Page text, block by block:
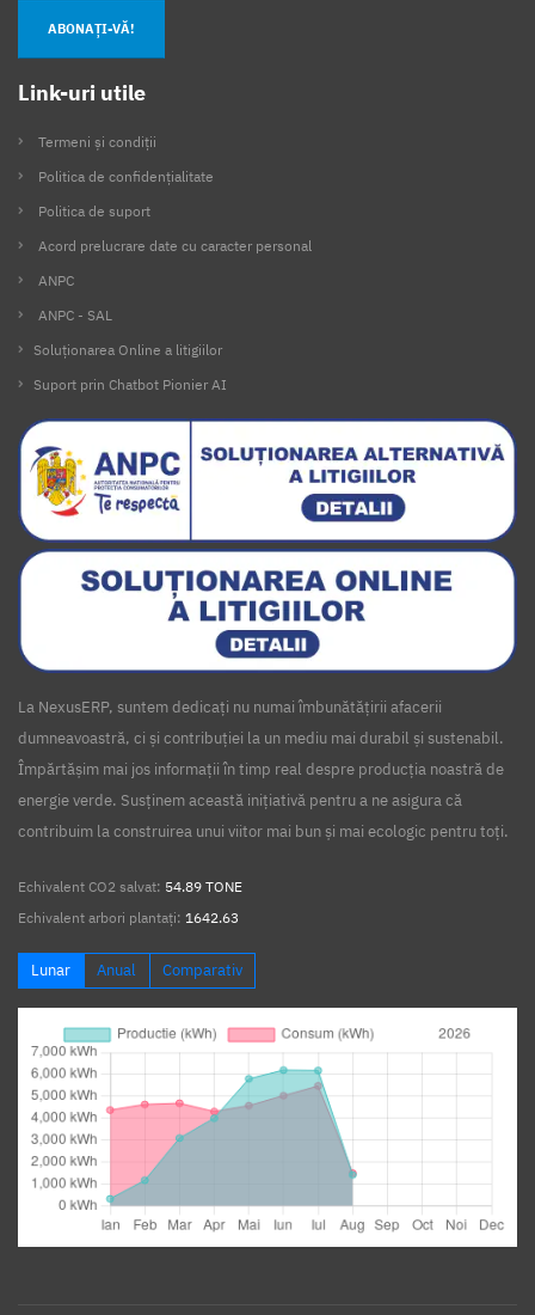
ABONAȚI-VĂ!
Link-uri utile
Termeni și condiții
Politica de confidențialitate
Politica de suport
Acord prelucrare date cu caracter personal
ANPC
ANPC - SAL
Soluționarea Online a litigiilor
Suport prin Chatbot Pionier AI
La NexusERP, suntem dedicați nu numai îmbunătățirii afacerii
dumneavoastră, ci și contribuției la un mediu mai durabil și sustenabil.
Împărtășim mai jos informații în timp real despre producția noastră de
energie verde. Susținem această inițiativă pentru a ne asigura că
contribuim la construirea unui viitor mai bun și mai ecologic pentru toți.
Echivalent CO2 salvat: 54.89 TONE
Echivalent arbori plantați: 1642.63
Lunar Anual Comparativ